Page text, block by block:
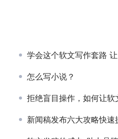
学会这个软文写作套路
怎么写小说？
拒绝盲目操作，如何让软
新闻稿发布六大攻略快